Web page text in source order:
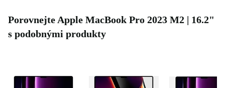
Porovnejte Apple MacBook Pro 2023 M2 | 16.2"
s podobnými produkty